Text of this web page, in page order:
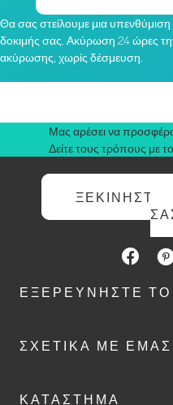
Θα σας στείλουμε μια
δοκιμής σας. Ακύρωση 24 ώρες
ακύρωσης, χωρίς δέσμευση.
Μας αρέσει να
Δείτε τους τρόπους με
ΞΕΚΙΝΉΣΤΕ
ΕΞΕΡΕΥΝΉΣΤΕ ΤΟ
ΣΧΕΤΙΚΆ ΜΕ ΕΜΆΣ
ΚΑΤΆΣΤΗΜΑ